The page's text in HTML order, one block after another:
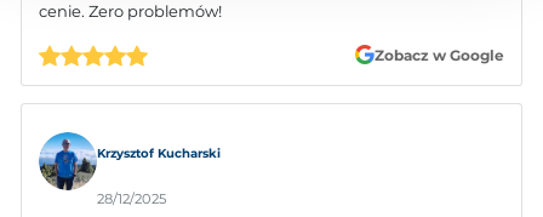
cenie. Zero problemów!
Zobacz w Google
Krzysztof Kucharski
28/12/2025